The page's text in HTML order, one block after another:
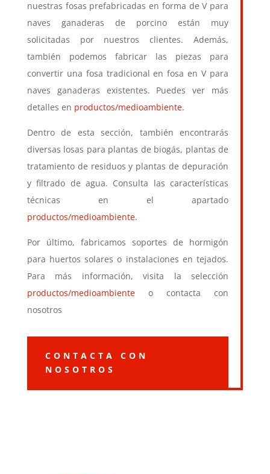
nuestras fosas prefabricadas en forma de V para
naves ganaderas de porcino están muy
solicitadas por nuestros clientes. Además,
también podemos fabricar las piezas para
convertir una fosa tradicional en fosa en V para
naves ganaderas existentes. Puedes ver más
detalles en productos/medioambiente.
Dentro de esta sección, también encontrarás
diversas losas para plantas de biogás, plantas de
tratamiento de residuos y plantas de depuración
y filtrado de agua. Consulta las características
técnicas en el apartado
productos/medioambiente.
Por último, fabricamos soportes de hormigón
para huertos solares o instalaciones en tejados.
Para más información, visita la selección
productos/medioambienteo contacta con
nosotros
CONTACTA CON
NOSOTROS